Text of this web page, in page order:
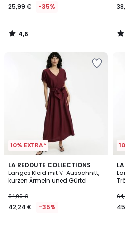
25,99 € -35%
4,6
/
/
10% EXTRA*
LA REDOUTE COLLECTIONS
Langes Kleid mit V-Ausschnitt,
kurzen Ärmeln uned Gürtel
64,99 €
42,24 € -35%
3
/
5
/
2